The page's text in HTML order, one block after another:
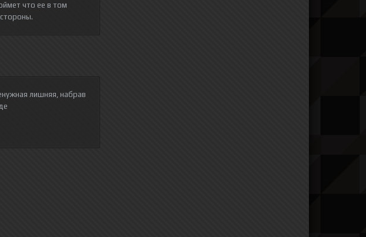
что ее в том
лишняя, набрав